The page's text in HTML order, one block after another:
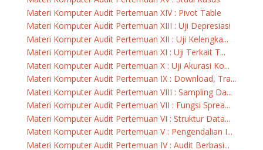
Materi Komputer Audit Pertemuan XIV : Pivot Table
Materi Komputer Audit Pertemuan XIII : Uji Depresiasi
Materi Komputer Audit Pertemuan XII : Uji Kelengka...
Materi Komputer Audit Pertemuan XI : Uji Terkait T...
Materi Komputer Audit Pertemuan X : Uji Akurasi Ko...
Materi Komputer Audit Pertemuan IX : Download, Tra...
Materi Komputer Audit Pertemuan VIII : Sampling Da...
Materi Komputer Audit Pertemuan VII : Fungsi Sprea...
Materi Komputer Audit Pertemuan VI : Struktur Data...
Materi Komputer Audit Pertemuan V : Pengendalian I...
Materi Komputer Audit Pertemuan IV : Audit Berbasi...